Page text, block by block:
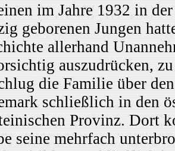
im Jahre 1932 in
geborenen Jungen
allerhand
auszudrücken,
die Familie über
schließlich in den
Provinz. Dort
seine mehrfach